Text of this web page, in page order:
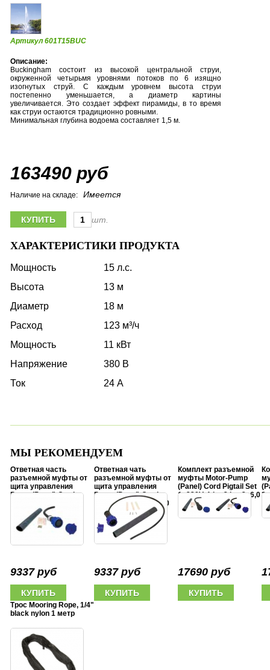
Артикул 601T15BUC
Описание:
Buckingham состоит из высокой центральной струи,
окруженной четырьмя уровнями потоков по 6 изящно
изогнутых струй. С каждым уровнем высота струи
постепенно уменьшается, а диаметр картины
увеличивается. Это создает эффект пирамиды, в то время
как струи остаются традиционно ровными.
Минимальная глубина водоема составляет 1,5 м.
163490 руб
Наличие на складе: Имеется
шт.
ХАРАКТЕРИСТИКИ ПРОДУКТА
Мощность
15 л.с.
Высота
13 м
Диаметр
18 м
Расход
123 м³/ч
Мощность
11 кВт
Напряжение
380 В
Ток
24 А
МЫ РЕКОМЕНДУЕМ
Ответная часть
разъемной муфты от
щита управления
Pump (Panel) Cord
hp, 3x6,0 mm2
9337 руб
Ответная чать
разъемной муфты от
щита управления
Pump (Panel) Cord
Pigtai 3x380V, 5 hp-20
hp, 4x6,0 mm2
9337 руб
Комплект разъемной
муфты Motor-Pump
(Panel) Cord Pigtail Set
1x220V, 1 hp-3 hp, 3x6,0
mm2
17690 руб
Трос Mooring Rope, 1/4"
black nylon 1 метр